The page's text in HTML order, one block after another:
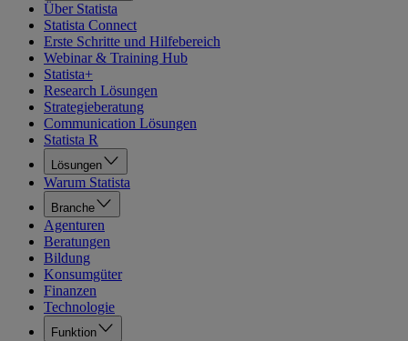
Über Statista
Statista Connect
Erste Schritte und Hilfebereich
Webinar & Training Hub
Statista+
Research Lösungen
Strategieberatung
Communication Lösungen
Statista R
Lösungen
Warum Statista
Branche
Agenturen
Beratungen
Bildung
Konsumgüter
Finanzen
Technologie
Funktion